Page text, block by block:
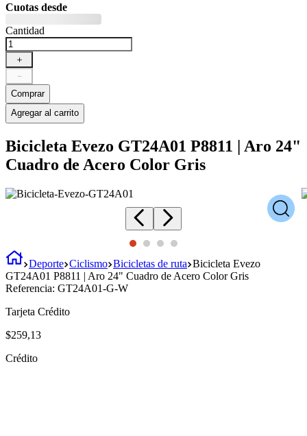
Cuotas desde
Cantidad
＋
－
Comprar
Agregar al carrito
Bicicleta Evezo GT24A01 P8811 | Aro 24"
Cuadro de Acero Color Gris
Deporte Ciclismo Bicicletas de ruta Bicicleta Evezo
GT24A01 P8811 | Aro 24" Cuadro de Acero Color Gris
Referencia: GT24A01-G-W
Tarjeta Crédito
$259,13
Crédito